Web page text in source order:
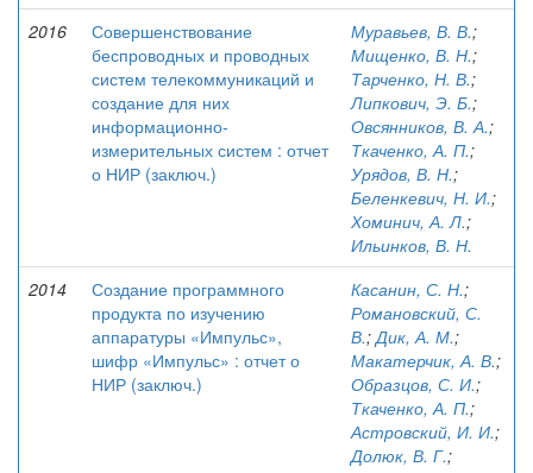
2016
Совершенствование
беспроводных и проводных
систем телекоммуникаций и
создание для них
информационно-
измерительных систем : отчет
о НИР (заключ.)
Муравьев, В. В.;
Мищенко, В. Н.;
Тарченко, Н. В.;
Липкович, Э. Б.;
Овсянников, В. А.;
Ткаченко, А. П.;
Урядов, В. Н.;
Беленкевич, Н. И.;
Хоминич, А. Л.;
Ильинков, В. Н.
2014
Создание программного
продукта по изучению
аппаратуры «Импульс»,
шифр «Импульс» : отчет о
НИР (заключ.)
Касанин, С. Н.;
Романовский, С.
В.;Дик, А. М.;
Макатерчик, А. В.;
Образцов, С. И.;
Ткаченко, А. П.;
Астровский, И. И.;
Долюк, В. Г.;